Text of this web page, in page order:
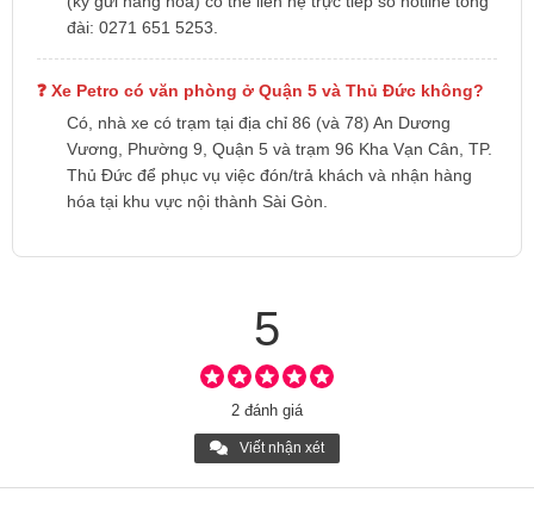
đài: 0271 651 5253.
Xe Petro có văn phòng ở Quận 5 và Thủ Đức không?
Có, nhà xe có trạm tại địa chỉ 86 (và 78) An Dương
Vương, Phường 9, Quận 5 và trạm 96 Kha Vạn Cân, TP.
Thủ Đức để phục vụ việc đón/trả khách và nhận hàng
hóa tại khu vực nội thành Sài Gòn.
5
2 đánh giá
Viết nhận xét